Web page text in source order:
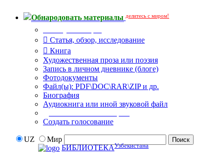
Обнародовать материалы делитесь с миром!
Статья, обзор, исследование
Книга
Художественная проза или поэзия
Запись в личном дневнике (блоге)
Фотодокументы
Файл(ы): PDF\DOC\RAR\ZIP и др.
Биография
Аудиокнига или иной звуковой файл
Создать голосование
UZ
Мир
БИБЛИОТЕКАУзбекистана